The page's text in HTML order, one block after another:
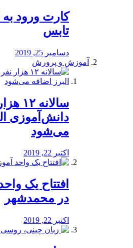
کارت ورود به
تابس
دسامبر 25, 2019
آموزش و پرورش
دانش‌آموزی
می‌شود
اکتبر 22, 2019
افتتاح یک
در محمدشهر
اکتبر 22, 2019